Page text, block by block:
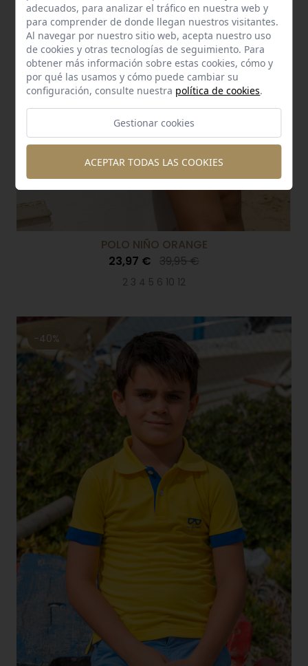
POLO NIÑO ORANGE
23,97 € 39,95 €
2 3 4 5 6 10 12
-40%
adecuados, para analizar el tráfico en nuestra web y
para comprender de donde llegan nuestros visitantes.
Al navegar por nuestro sitio web, acepta nuestro uso
de cookies y otras tecnologías de seguimiento. Para
obtener más información sobre estas cookies, cómo y
por qué las usamos y cómo puede cambiar su
configuración, consulte nuestra política de cookies.
Gestionar cookies
ACEPTAR TODAS LAS COOKIES